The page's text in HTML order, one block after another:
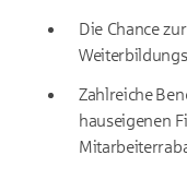
Die Chance
Zahlreiche
hauseigenen